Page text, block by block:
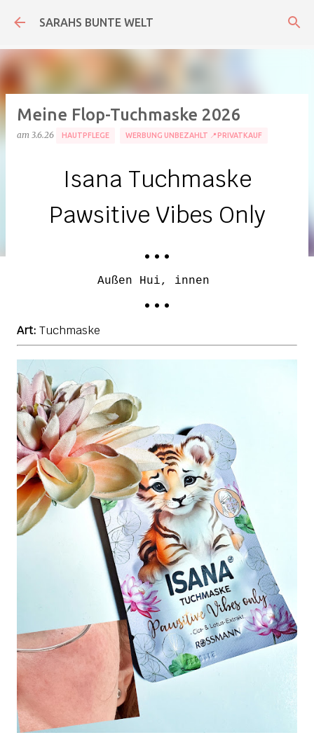
Direkt zum Hauptbereich
SARAHS BUNTE WELT
Meine Flop-Tuchmaske 2026
am 3.6.26 HAUTPFLEGE WERBUNG UNBEZAHLT 📍PRIVATKAUF
Isana Tuchmaske
Pawsitive Vibes Only
• • •
Außen Hui, innen
• • •
Art: Tuchmaske